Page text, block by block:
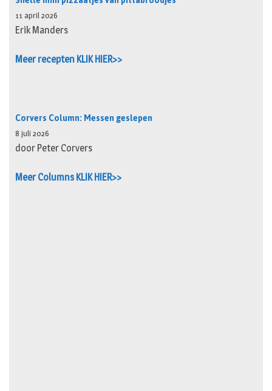
11 april 2026
Erik Manders
Meer recepten KLIK HIER>>
Corvers Column: Messen geslepen
8 juli 2026
door Peter Corvers
Meer Columns KLIK HIER>>